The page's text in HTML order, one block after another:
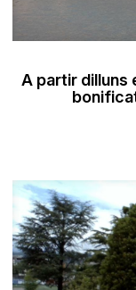
A partir dilluns